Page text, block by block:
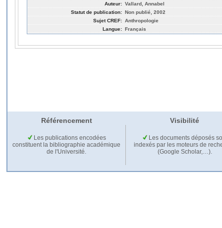
Auteur: Vallard, Annabel
Statut de publication: Non publié, 2002
Sujet CREF: Anthropologie
Langue: Français
Référencement Visibilité
Les publications encodées
constituent la bibliographie académique
de l'Université.
Les documents déposés
indexés par les moteurs de
(Google Scholar,…).